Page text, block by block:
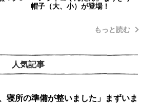
帽子（大、小）が登場！
もっと読む
人気記事
、寝所の準備が整いました」まずいま